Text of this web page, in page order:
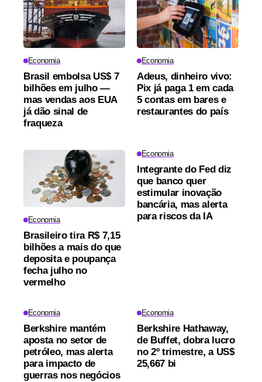
Economia
Brasil embolsa US$ 7
bilhões em julho —
mas vendas aos EUA
já dão sinal de
fraqueza
Economia
Adeus, dinheiro vivo:
Pix já paga 1 em cada
5 contas em bares e
restaurantes do país
Economia
Brasileiro tira R$ 7,15
bilhões a mais do que
deposita e poupança
fecha julho no
vermelho
Economia
Integrante do Fed diz
que banco quer
estimular inovação
bancária, mas alerta
para riscos da IA
Economia
Berkshire mantém
aposta no setor de
petróleo, mas alerta
para impacto de
guerras nos negócios
Economia
Berkshire Hathaway,
de Buffet, dobra lucro
no 2º trimestre, a US$
25,667 bi